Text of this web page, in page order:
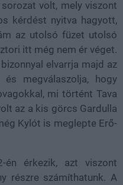
volt, mely viszont
kérdést nyitva hagyott,
az utolsó füzet utolsó
itt még nem ér véget.
elvarrja majd az
megválaszolja, hogy
mi történt Tava
az a kis görcs Gardulla
Kylót is meglepte Erő-
érkezik, azt viszont
részre számíthatunk. A